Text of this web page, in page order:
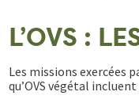
L’OVS :
Les missions exercées
qu’OVS végétal incluent